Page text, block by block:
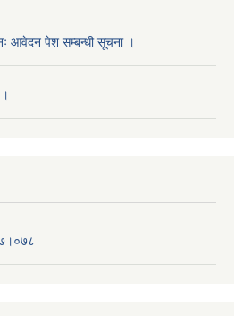
आवेदन पेश सम्बन्धी सूचना ।